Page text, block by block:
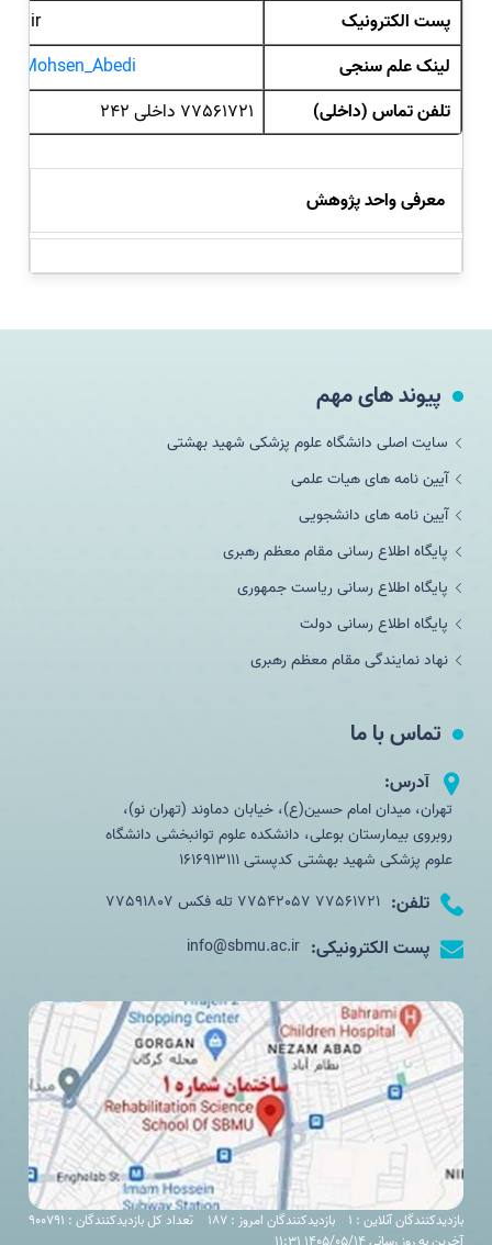
پست الکترونیک
لینک علم سنجی
Mohsen_Abedi
تلفن تماس (داخلی)
77561721 داخلی 242
معرفی واحد پژوهش
پیوند های مهم
سایت اصلی دانشگاه علوم پزشکی شهید بهشتی
آیین نامه های هیات علمی
آیین نامه های دانشجویی
پایگاه اطلاع رسانی مقام معظم رهبری
پایگاه اطلاع رسانی ریاست جمهوری
پایگاه اطلاع رسانی دولت
نهاد نمایندگی مقام معظم رهبری
تماس با ما
آدرس:
تهران، میدان امام حسین(ع)، خیابان دماوند (تهران نو)،
روبروی بیمارستان بوعلی، دانشکده علوم توانبخشی دانشگاه
علوم پزشکی شهید بهشتی کدپستی 1616913111
تلفن: 77561721 77542057 تله فکس 77591807
پست الکترونیکی: info@sbmu.ac.ir
بازدیدکنندگان آنلاین : 1 بازدیدکنندگان امروز : 187
تعداد کل بازدیدکنندگان : 900791